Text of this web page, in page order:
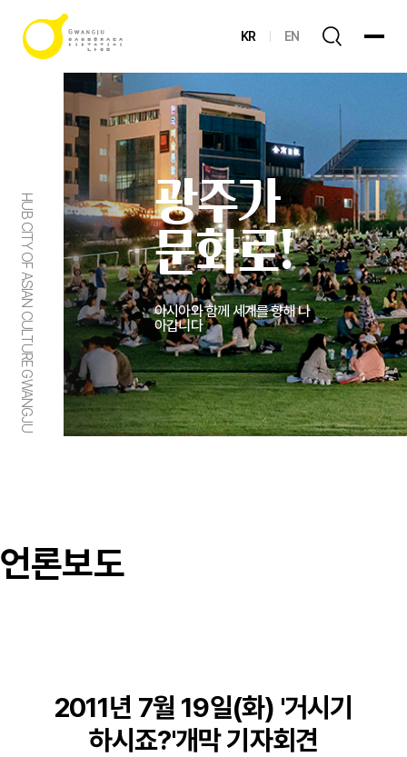
KR EN
HUB CITY OF ASIAN CULTURE GWANGJU
광주가
문화로!
아시아와 함께 세계를 향해 나
아갑니다
언론보도
2011년 7월 19일(화) '거시기
하시죠?'개막 기자회견